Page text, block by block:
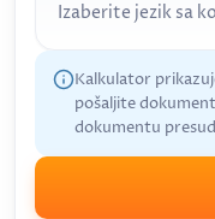
Izaberite jezik sa
Kalkulator
pošaljite
dokumentu